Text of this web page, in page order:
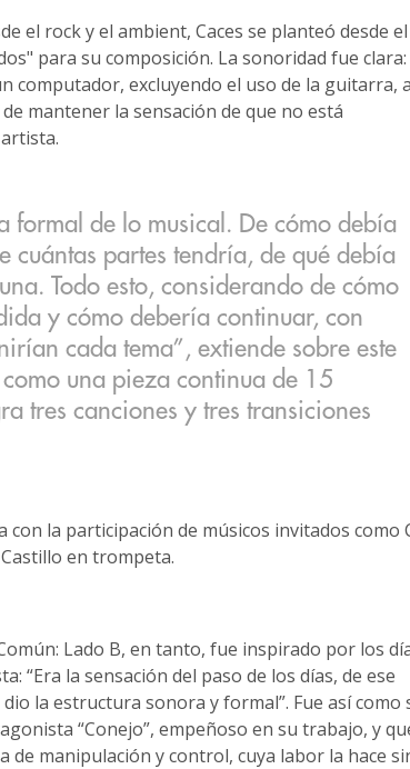
el rock y el ambient, Caces se planteó desde el
para su composición. La sonoridad fue
computador, excluyendo el uso de la guitarra, a
mantener la sensación de que no está
formal de lo musical. De cómo debía
cuántas partes tendría, de qué debía
Todo esto, considerando de cómo
y cómo debería continuar, con
cada tema”, extiende sobre este
una pieza continua de 15
tres canciones y tres transiciones
con la participación de músicos invitados como
en trompeta.
Lado B, en tanto, fue inspirado por los
“Era la sensación del paso de los días, de ese
la estructura sonora y formal”. Fue así como
“Conejo”, empeñoso en su trabajo, y
de manipulación y control, cuya labor la hace